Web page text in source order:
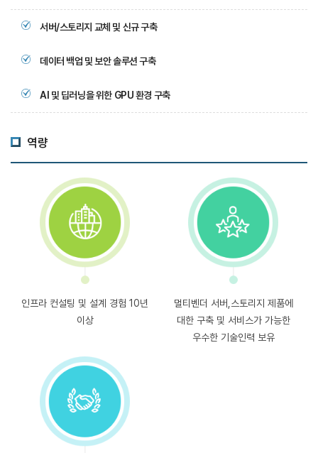
서버/스토리지 교체 및 신규 구축
데이터 백업 및 보안 솔루션 구축
AI 및 딥러닝을 위한 GPU 환경 구축
역량
인프라 컨설팅 및 설계 경험 10년
이상
멀티벤더 서버,스토리지 제품에
대한 구축 및 서비스가 가능한
우수한 기술인력 보유